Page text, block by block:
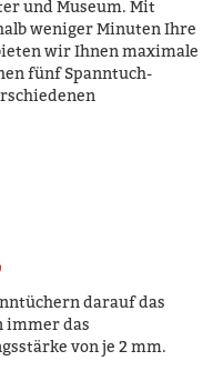
und Museum. Mit
weniger Minuten Ihre
wir Ihnen maximale
fünf Spanntuch-
darauf das
immer das
von je 2 mm.